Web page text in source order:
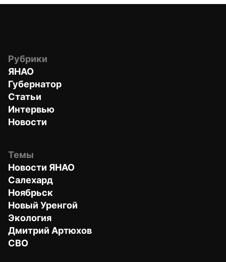
Рубрики
ЯНАО
Губернатор
Статьи
Интервью
Новости
Темы
Новости ЯНАО
Салехард
Ноябрьск
Новый Уренгой
Экология
Дмитрий Артюхов
СВО